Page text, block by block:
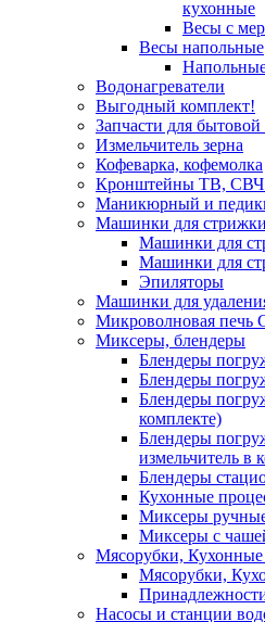
кухонные
Весы с
Весы напольные
Водонагреватели
Выгодный комплект!
Запчасти для бытовой
Измельчитель зерна
Кофеварка, кофемолка
Кронштейны ТВ, СВЧ
Маникюрный и
Машинки для
Машинки для
Машинки для
Эпиляторы
Машинки для
Микроволновая печь
Миксеры, блендеры
Блендеры
Блендеры
Блендеры
комплекте)
Блендеры
измельчитель в
Блендеры
Кухонные
Миксеры
Миксеры с
Мясорубки,
Мясорубки,
Насосы и станции